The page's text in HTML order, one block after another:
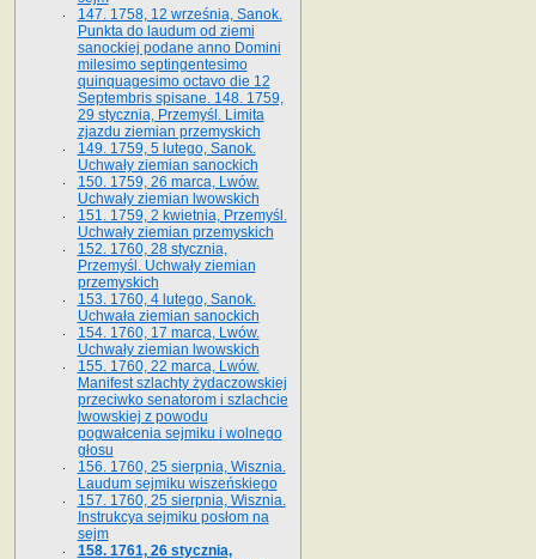
147. 1758, 12 września, Sanok.
Punkta do laudum od ziemi
sanockiej podane anno Domini
milesimo septingentesimo
quinquagesimo octavo die 12
Septembris spisane. 148. 1759,
29 stycznia, Przemyśl. Limita
zjazdu ziemian przemyskich
149. 1759, 5 lutego, Sanok.
Uchwały ziemian sanockich
150. 1759, 26 marca, Lwów.
Uchwały ziemian lwowskich
151. 1759, 2 kwietnia, Przemyśl.
Uchwały ziemian przemyskich
152. 1760, 28 stycznia,
Przemyśl. Uchwały ziemian
przemyskich
153. 1760, 4 lutego, Sanok.
Uchwała ziemian sanockich
154. 1760, 17 marca, Lwów.
Uchwały ziemian lwowskich
155. 1760, 22 marca, Lwów.
Manifest szlachty żydaczowskiej
przeciwko senatorom i szlachcie
lwowskiej z po­wodu
pogwałcenia sejmiku i wolnego
głosu
156. 1760, 25 sierpnia, Wisznia.
Laudum sejmiku wiszeńskiego
157. 1760, 25 sierpnia, Wisznia.
Instrukcya sejmiku posłom na
sejm
158. 1761, 26 stycznia,